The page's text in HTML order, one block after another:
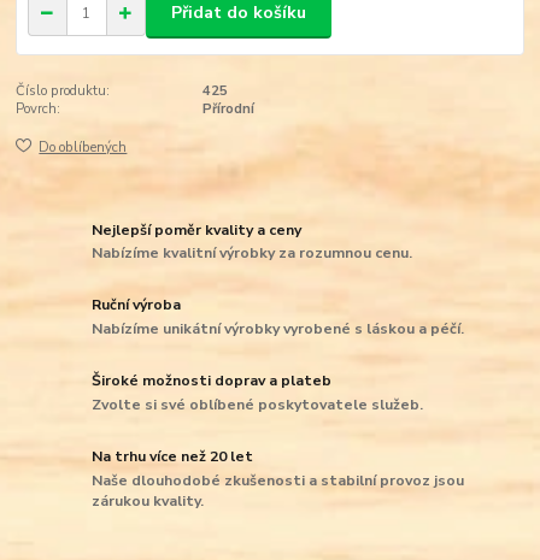
Přidat do košíku
Číslo produktu:
425
Povrch:
Přírodní
Do oblíbených
Nejlepší poměr kvality a ceny
Nabízíme kvalitní výrobky za rozumnou cenu.
Ruční výroba
Nabízíme unikátní výrobky vyrobené s láskou a péčí.
Široké možnosti doprav a plateb
Zvolte si své oblíbené poskytovatele služeb.
Na trhu více než 20 let
Naše dlouhodobé zkušenosti a stabilní provoz jsou
zárukou kvality.